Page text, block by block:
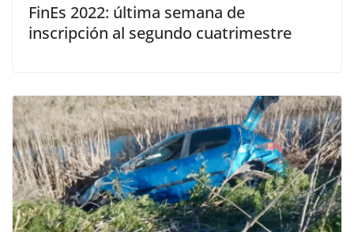
FinEs 2022: última semana de
inscripción al segundo cuatrimestre